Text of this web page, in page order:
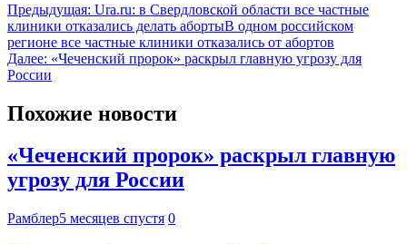
Предыдущая: Ura.ru: в Свердловской области все частные
клиники отказались делать абортыВ одном российском
регионе все частные клиники отказались от абортов
Далее: «Чеченский пророк» раскрыл главную угрозу для
России
Похожие новости
«Чеченский пророк» раскрыл главную
угрозу для России
Рамблер5 месяцев спустя 0